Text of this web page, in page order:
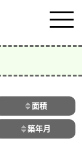
面積
築年月